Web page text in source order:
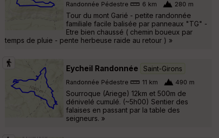
Randonnée Pédestre 6 km 280 m
Tour du mont Garié - petite randonnée
familiale facile balisée par panneaux "TG" -
Etre bien chaussé ( chemin boueux par
temps de pluie - pente herbeuse raide au retour ) »
Eycheil Randonnée Saint-Girons
Randonnée Pédestre 11 km 490 m
Sourroque (Ariege) 12km et 500m de
dénivelé cumulé. (~5h00) Sentier des
falaises en passant par la table des
seigneurs. »